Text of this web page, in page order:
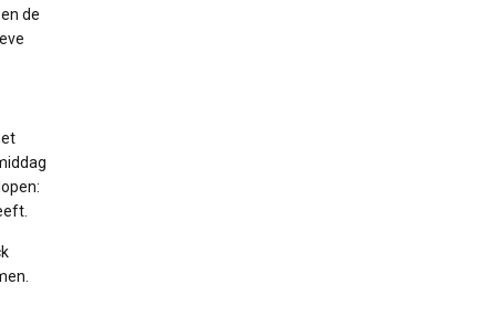
de